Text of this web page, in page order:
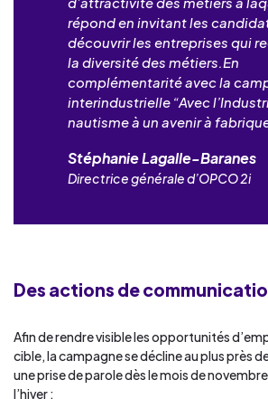
répond en invitant les
découvrir les entreprises qui
la diversité des métiers.En
complémentarité avec la
interindustrielle “Avec
nautisme à un avenir à
Stéphanie Lagalle-Baranes
Directrice générale d’OPCO 2i
Des actions de
Afin de rendre visible les opportunités
cible, la campagne se décline au plus près
une prise de parole dès le mois de
l’hiver :